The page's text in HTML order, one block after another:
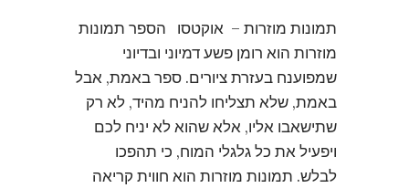
תמונות מוזרות – אוקטסו הספר תמונות
מוזרות הוא רומן פשע דמיוני ובדיוני
שמפוענח בעזרת ציורים. ספר באמת, אבל
באמת, שלא תצליחו להניח מהיד, לא רק
שתישאבו אליו, אלא שהוא לא יניח לכם
ויפעיל את כל גלגלי המוח, כי תהפכו
לבלש. תמונות מוזרות הוא חווית קריאה